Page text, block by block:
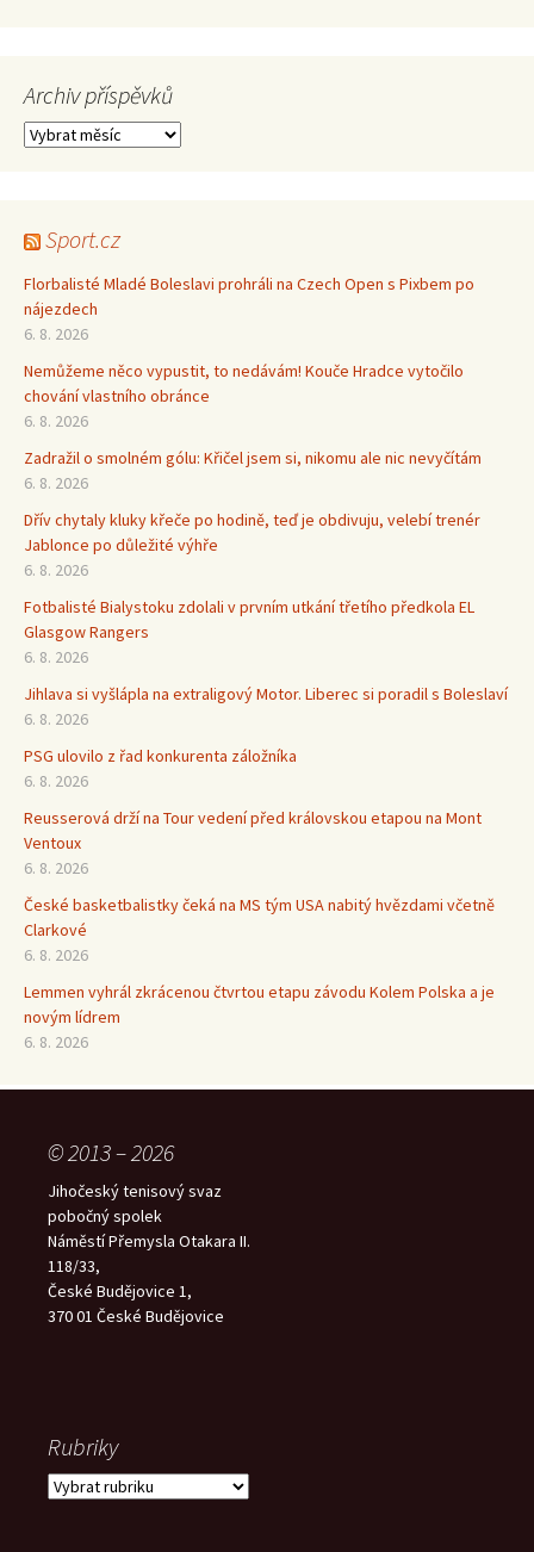
Archiv příspěvků
Archiv
Sport.cz
Florbalisté Mladé Boleslavi prohráli na Czech Open s Pixbem po
nájezdech
6. 8. 2026
Nemůžeme něco vypustit, to nedávám! Kouče Hradce vytočilo
chování vlastního obránce
6. 8. 2026
Zadražil o smolném gólu: Křičel jsem si, nikomu ale nic nevyčítám
6. 8. 2026
Dřív chytaly kluky křeče po hodině, teď je obdivuju, velebí trenér
Jablonce po důležité výhře
6. 8. 2026
Fotbalisté Bialystoku zdolali v prvním utkání třetího předkola EL
Glasgow Rangers
6. 8. 2026
Jihlava si vyšlápla na extraligový Motor. Liberec si poradil s Boleslaví
6. 8. 2026
PSG ulovilo z řad konkurenta záložníka
6. 8. 2026
Reusserová drží na Tour vedení před královskou etapou na Mont
Ventoux
6. 8. 2026
České basketbalistky čeká na MS tým USA nabitý hvězdami včetně
Clarkové
6. 8. 2026
Lemmen vyhrál zkrácenou čtvrtou etapu závodu Kolem Polska a je
novým lídrem
6. 8. 2026
© 2013 – 2026
Jihočeský tenisový svaz
pobočný spolek
Náměstí Přemysla Otakara II.
118/33,
České Budějovice 1,
370 01 České Budějovice
Rubriky
Rubriky